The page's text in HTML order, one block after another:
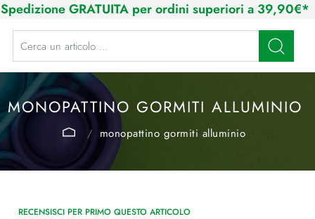
Spedizione GRATUITA per ordini superiori a 39,90€*
La modifica di un filtro aggiorna automaticamente gli altri filtri disponibili.
MONOPATTINO GORMITI ALLUMINIO
monopattino gormiti alluminio
RECENSISCI PER PRIMO QUESTO ARTICOLO